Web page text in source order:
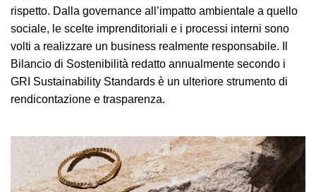
rispetto. Dalla governance all’impatto ambientale a quello
sociale, le scelte imprenditoriali e i processi interni sono
volti a realizzare un business realmente responsabile. Il
Bilancio di Sostenibilità redatto annualmente secondo i
GRI Sustainability Standards è un ulteriore strumento di
rendicontazione e trasparenza.